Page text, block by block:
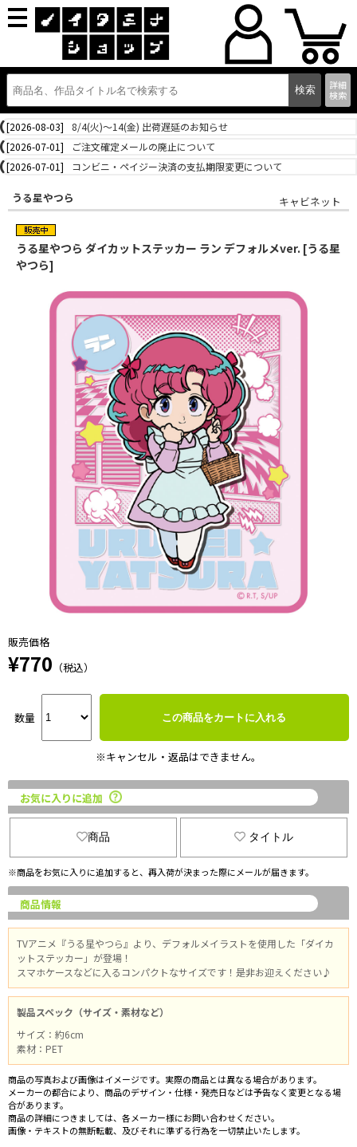
詳細
検索
[2026-08-03]
8/4(火)～14(金) 出荷遅延のお知らせ
[2026-07-01]
ご注文確定メールの廃止について
[2026-07-01]
コンビニ・ペイジー決済の支払期限変更について
うる星やつら キャビネット
うる星やつら ダイカットステッカー ラン デフォルメver. [うる星
やつら]
販売価格
¥770 （税込）
数量 この商品をカートに入れる
※キャンセル・返品はできません。
お気に入りに追加
商品 タイトル
※商品をお気に入りに追加すると、再入荷が決まった際にメールが届きます。
商品情報
TVアニメ『うる星やつら』より、デフォルメイラストを使用した「ダイカ
ットステッカー」が登場！
スマホケースなどに入るコンパクトなサイズです！是非お迎えください♪
製品スペック（サイズ・素材など）
サイズ：約6cm
素材：PET
商品の写真および画像はイメージです。実際の商品とは異なる場合があります。
メーカーの都合により、商品のデザイン・仕様・発売日などは予告なく変更となる場
合があります。
商品の詳細につきましては、各メーカー様にお問い合わせください。
画像・テキストの無断転載、及びそれに準ずる行為を一切禁止いたします。